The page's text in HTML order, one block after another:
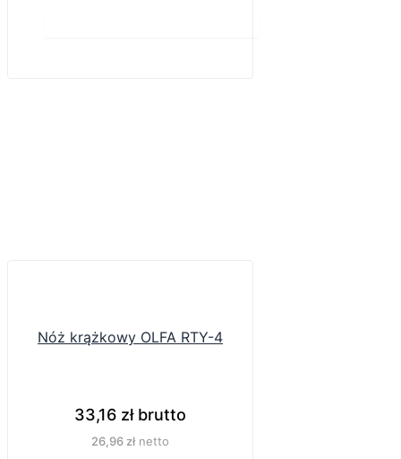
Nóż krążkowy OLFA RTY-4
33,16 złbrutto
26,96 złnetto